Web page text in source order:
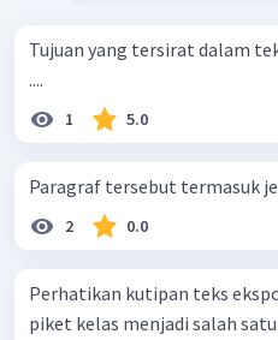
Tujuan yang tersirat dalam
....
1 5.0
Paragraf tersebut termasuk
2 0.0
Perhatikan kutipan teks eksposisi
piket kelas menjadi salah